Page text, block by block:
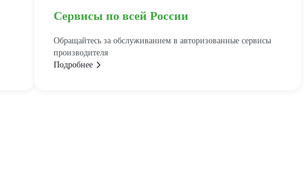
Сервисы по всей России
Обращайтесь за обслуживанием в авторизованные сервисы
производителя
Подробнее